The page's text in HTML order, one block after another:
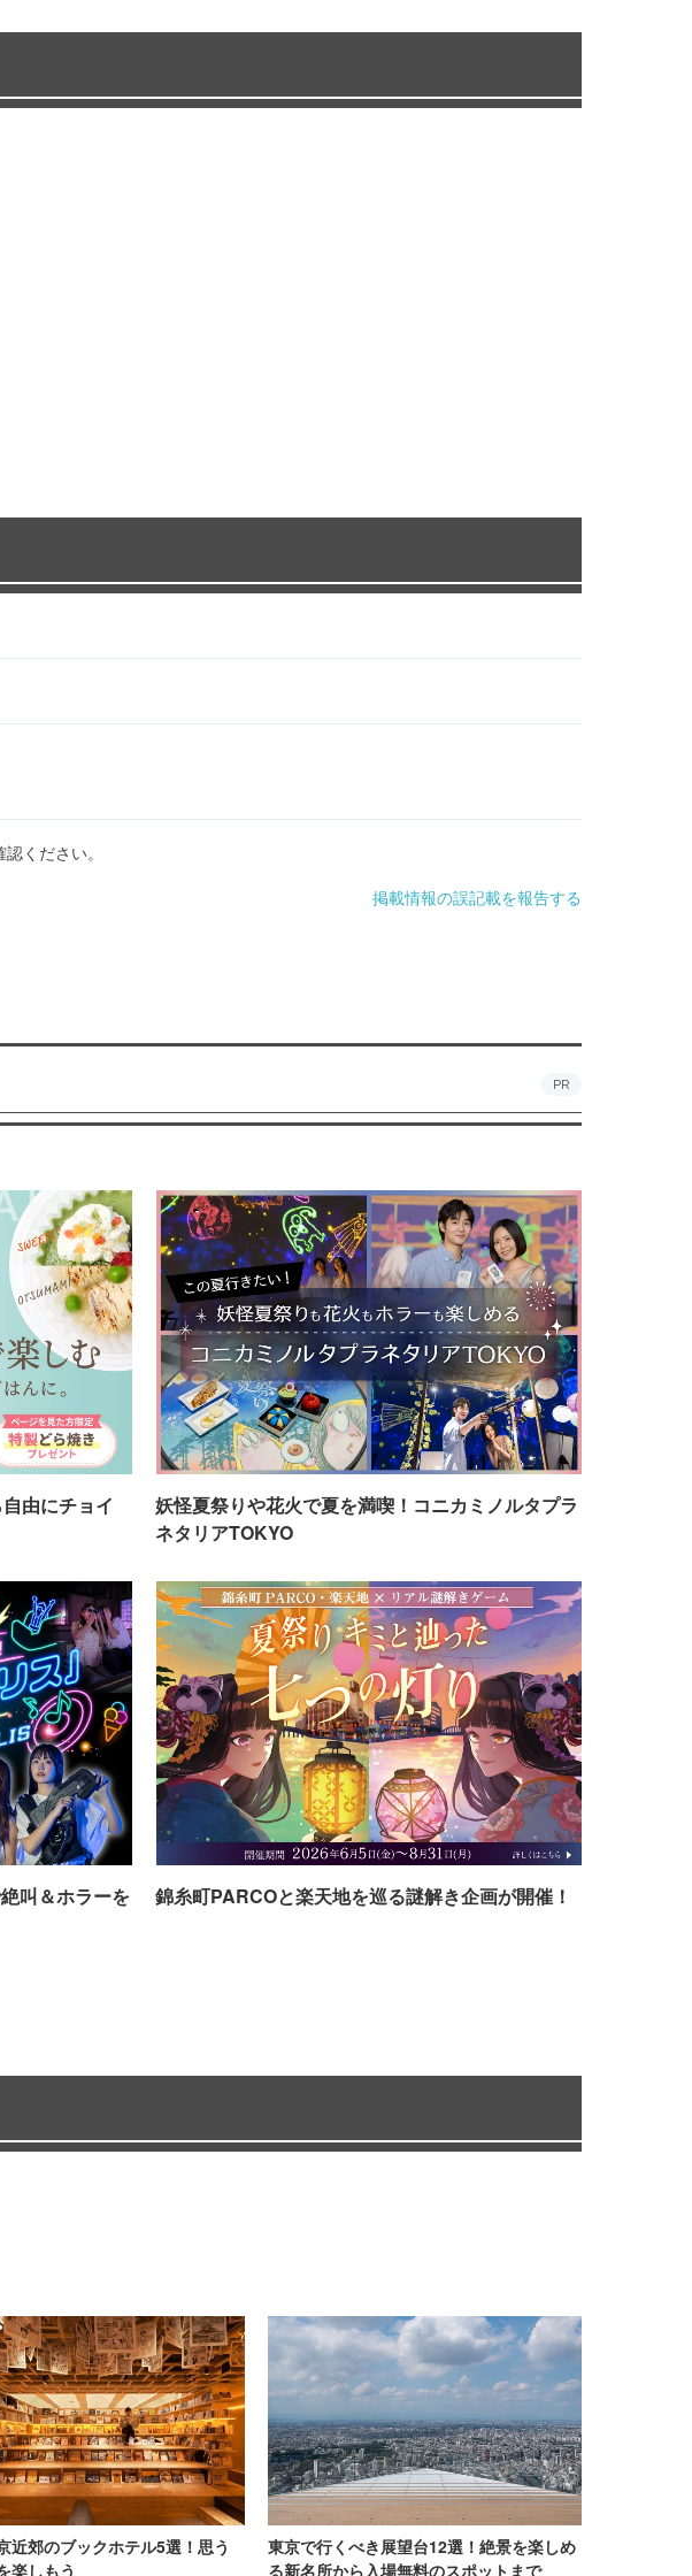
ください。
掲載情報の誤記載を報告する
PR
由にチョイ
妖怪夏祭りや花火で夏を満喫！コニカミノルタプラ
ネタリアTOKYO
叫＆ホラーを
錦糸町PARCOと楽天地を巡る謎解き企画が開催！
近郊のブックホテル5選！思う
楽しもう
東京で行くべき展望台12選！絶景を楽しめ
る新名所から入場無料のスポットまで